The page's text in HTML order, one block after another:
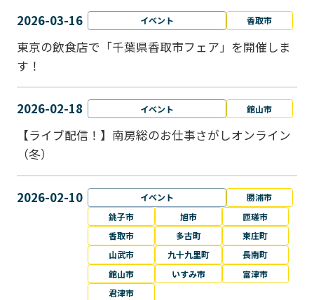
2026-03-16 イベント 香取市
東京の飲食店で「千葉県香取市フェア」を開催しま
す！
2026-02-18 イベント 館山市
【ライブ配信！】南房総のお仕事さがしオンライン
（冬）
2026-02-10 イベント
勝浦市
銚子市
旭市
匝瑳市
香取市
多古町
東庄町
山武市
九十九里町
長南町
館山市
いすみ市
富津市
君津市